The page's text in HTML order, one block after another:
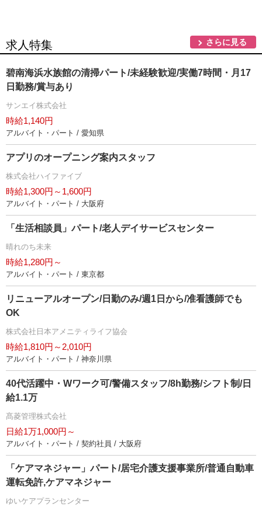
求人特集 さらに見る
碧南海浜水族館の清掃パート/未経験歓迎/実働7時間・月17
日勤務/賞与あり
サンエイ株式会社
時給1,140円
アルバイト・パート / 愛知県
アプリのオープニング案内スタッフ
株式会社ハイファイブ
時給1,300円～1,600円
アルバイト・パート / 大阪府
「生活相談員」パート/老人デイサービスセンター
晴れのち未来
時給1,280円～
アルバイト・パート / 東京都
リニューアルオープン/日勤のみ/週1日から/准看護師でも
OK
株式会社日本アメニティライフ協会
時給1,810円～2,010円
アルバイト・パート / 神奈川県
40代活躍中・Wワーク可/警備スタッフ/8h勤務/シフト制/日
給1.1万
髙菱管理株式会社
日給1万1,000円～
アルバイト・パート / 契約社員 / 大阪府
「ケアマネジャー」パート/居宅介護支援事業所/普通自動車
運転免許,ケアマネジャー
ゆいケアプランセンター